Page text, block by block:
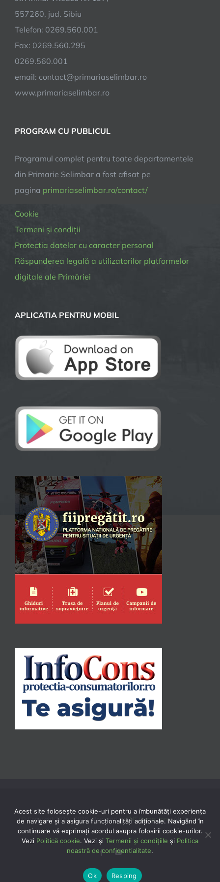
557260, jud. Sibiu
Telefon: 0269.560.001
Fax: 0269.560.295
0269.560.001
email: contact@primariaselimbar.ro
www.primariaselimbar.ro
PROGRAM CU PUBLICUL
Programul complet pentru toate departamentele
din Primarie Selimbar a fost afisat pe
pagina primariaselimbar.ro/contact/
Cookie
Termeni și condiții
Protectia datelor cu caracter personal
Răspunderea legală a utilizatorilor platformelor
digitale ale Primăriei
APLICATIA PENTRU MOBIL
© Copyright 2020 -2026 | Powered byTNT Computers| All Rights
Reserved
FacebookYouTube
Acest site folosește cookie-uri pentru a îmbunătăți experiența
de navigare și a asigura funcționalițăți adiționale. Navigând în
continuare vă exprimaţi acordul asupra folosirii cookie-urilor.
Vezi Politică cookie. Vezi și Termenii și condițiile și Politica
noastră de confidentialitate.
Ok Resping